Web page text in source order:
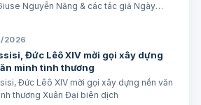
Nguyễn Năng & các tác giả Ngày
BÀI ĐỌC I (năm II): Kb 1, 12…
2026
Đức Lêô XIV mời gọi xây dựng
minh tình thương
Đức Lêô XIV mời gọi xây dựng nền văn
thương Xuân Đại biên dịch